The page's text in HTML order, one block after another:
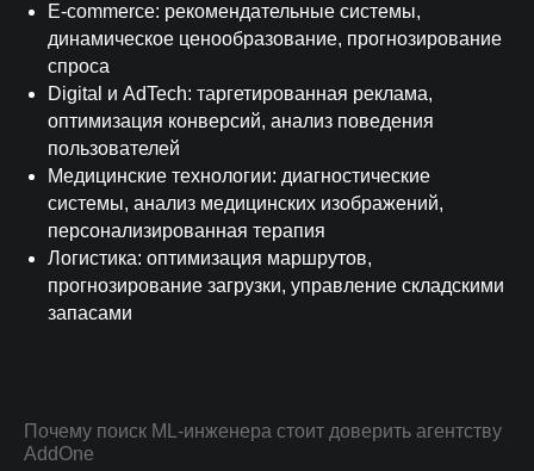
E-commerce: рекомендательные системы,
динамическое ценообразование, прогнозирование
спроса
Digital и AdTech: таргетированная реклама,
оптимизация конверсий, анализ поведения
пользователей
Медицинские технологии: диагностические
системы, анализ медицинских изображений,
персонализированная терапия
Логистика: оптимизация маршрутов,
прогнозирование загрузки, управление складскими
запасами
Почему поиск ML-инженера стоит доверить агентству
AddOne
ПОЛУЧИТЬ КАНДИДАТОВ